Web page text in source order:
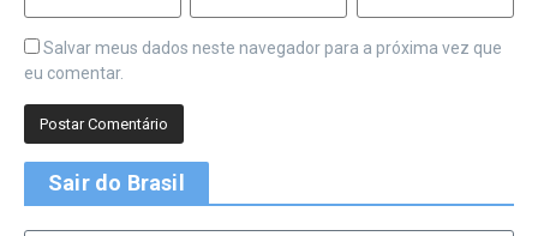
Salvar meus dados neste navegador para a próxima vez que
eu comentar.
Sair do Brasil